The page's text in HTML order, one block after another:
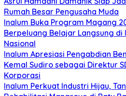
Rumah Besar Pengusaha Muda
Inalum Buka Program Magang
Berpeluang Belajar Langsung
Nasional
Inalum Apresiasi Pengabdian
Kemal Sudiro sebagai Direktur
Korporasi
Inalum Perkuat Industri Hijau,